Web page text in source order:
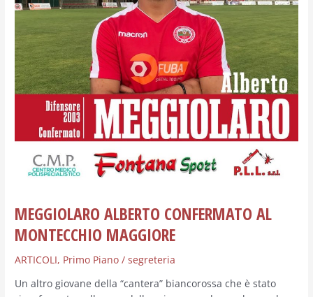
MEGGIOLARO ALBERTO CONFERMATO AL
MONTECCHIO MAGGIORE
ARTICOLI, Primo Piano /segreteria
Un altro giovane della “cantera” biancorossa che è stato